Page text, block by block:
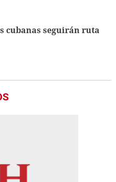
cubanas seguirán ruta